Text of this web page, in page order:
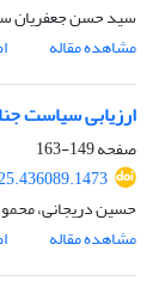
سید حسن جعفریان
مشاهده مقاله
ارزیابی سیاست
صفحه149-163
حسین دریجانی،
مشاهده مقاله